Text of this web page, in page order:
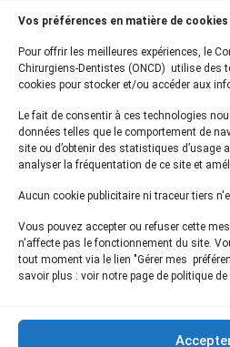
Vos préférences en matière de cookies
Pour offrir les meilleures expériences, le
Chirurgiens-Dentistes (ONCD) utilise des
cookies pour stocker et/ou accéder aux
Le fait de consentir à ces technologies
données telles que le comportement de
site ou d’obtenir des statistiques d’usage
analyser la fréquentation de ce site et
Aucun cookie publicitaire ni traceur tiers
Vous pouvez accepter ou refuser cette
n'affecte pas le fonctionnement du site.
tout moment via le lien "Gérer mes
savoir plus : voir notre page de politique
01 44 34
Presse
Informations
Plan du
Inscrivez-vous à